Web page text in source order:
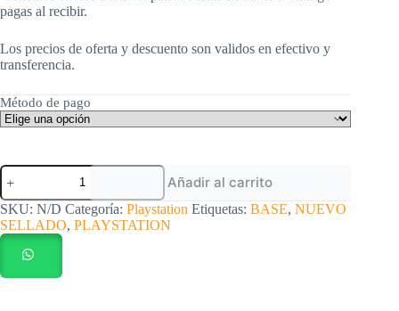
pagas al recibir.
Los precios de oferta y descuento son validos en efectivo y
transferencia.
Método de pago
Base
de
pared
para
PS5
nueva
sellada
Añadir al carrito
SKU: N/D Categoría: Playstation Etiquetas: BASE, NUEVO
SELLADO, PLAYSTATION